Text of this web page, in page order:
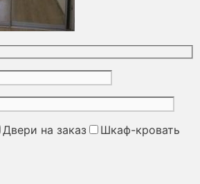
Двери на заказ
Шкаф-кровать